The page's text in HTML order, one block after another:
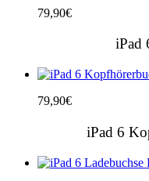
79,90€
iPad
79,90€
iPad 6